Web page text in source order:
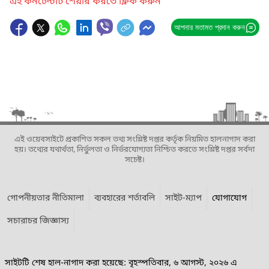
আপনার মতামত প্রদান করুন
এই ওয়েবসাইটে প্রকাশিত সকল তথ্য সংশ্লিষ্ট দপ্তর কর্তৃক নিয়মিত হালনাগাদ করা
হয়। তথ্যের যথার্থতা, নির্ভুলতা ও নির্ভরযোগ্যতা নিশ্চিত করতে সংশ্লিষ্ট দপ্তর সর্বদা
সচেষ্ট।
গোপনীয়তার নীতিমালা ব্যবহারের শর্তাবলি সাইট-ম্যাপ
যোগাযোগ
সচারাচর জিজ্ঞাস্য
সাইটটি শেষ হাল-নাগাদ করা হয়েছে: বৃহস্পতিবার, ৬ আগস্ট, ২০২৬ এ